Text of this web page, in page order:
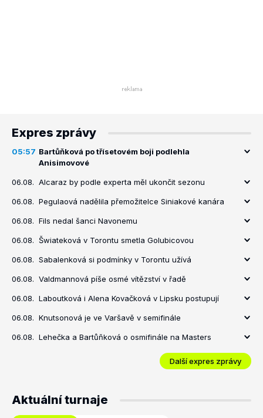
Expres zprávy
05:57 Bartůňková po třísetovém boji podlehla
Anisimovové
06.08. Alcaraz by podle experta měl ukončit sezonu
06.08. Pegulaová nadělila přemožitelce Siniakové kanára
06.08. Fils nedal šanci Navonemu
06.08. Šwiateková v Torontu smetla Golubicovou
06.08. Sabalenková si podmínky v Torontu užívá
06.08. Valdmannová píše osmé vítězství v řadě
06.08. Laboutková i Alena Kovačková v Lipsku postupují
06.08. Knutsonová je ve Varšavě v semifinále
06.08. Lehečka a Bartůňková o osmifinále na Masters
Další expres zprávy
Aktuální turnaje